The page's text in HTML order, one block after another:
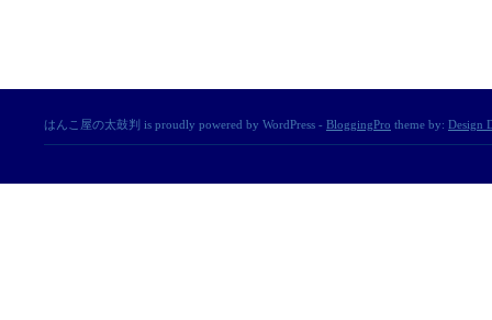
はんこ屋の太鼓判 is proudly powered by WordPress - BloggingPro theme by: Design